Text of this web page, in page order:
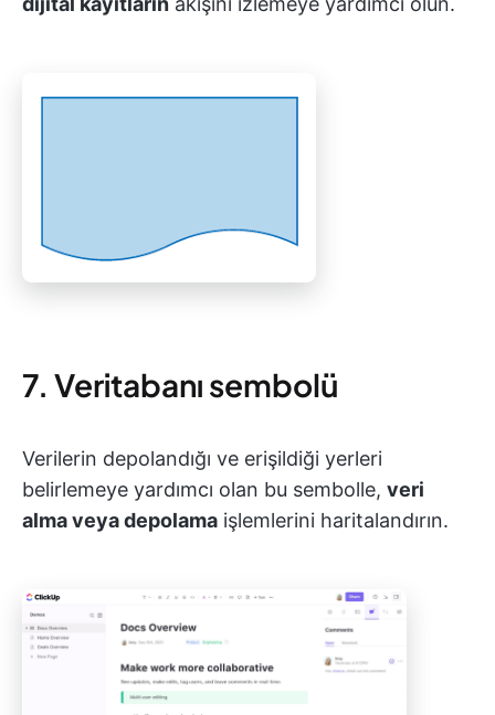
7. Veritabanı sembolü
Verilerin depolandığı ve erişildiği yerleri
belirlemeye yardımcı olan bu sembolle, veri
alma veya depolama işlemlerini haritalandırın.